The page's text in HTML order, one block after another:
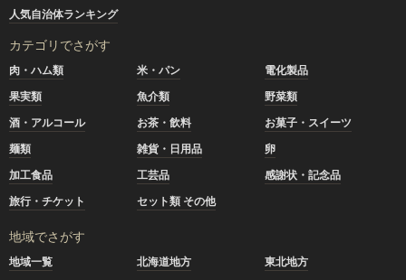
人気自治体ランキング
カテゴリでさがす
肉・ハム類 米・パン
電化製品
果実類
魚介類
野菜類
酒・アルコール
お茶・飲料
お菓子・スイーツ
麺類
雑貨・日用品
卵
加工食品
工芸品
感謝状・記念品
旅行・チケット
セット類 その他
地域でさがす
地域一覧 北海道地方
東北地方